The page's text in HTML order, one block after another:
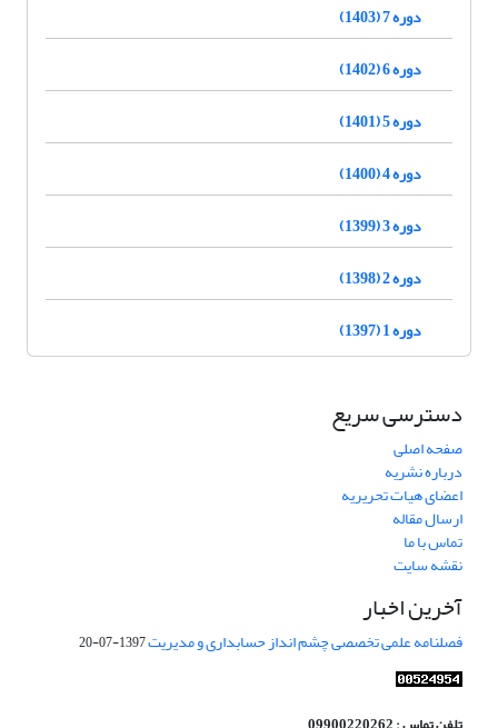
دوره 7 (1403)
دوره 6 (1402)
دوره 5 (1401)
دوره 4 (1400)
دوره 3 (1399)
دوره 2 (1398)
دوره 1 (1397)
دسترسی سریع
صفحه اصلی
درباره نشریه
اعضای هیات تحریریه
ارسال مقاله
تماس با ما
نقشه سایت
آخرین اخبار
فصلنامه علمی تخصصی چشم انداز حسابداری و مدیریت1397-07-20